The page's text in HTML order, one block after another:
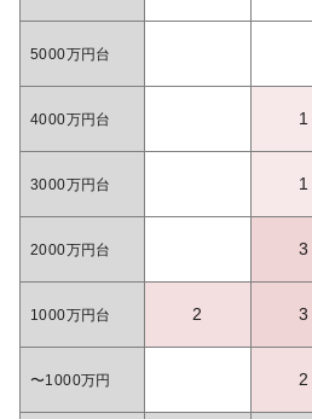
5000万円台
4000万円台 1
3000万円台 1
2000万円台 3
1000万円台 2 3
〜1000万円 2